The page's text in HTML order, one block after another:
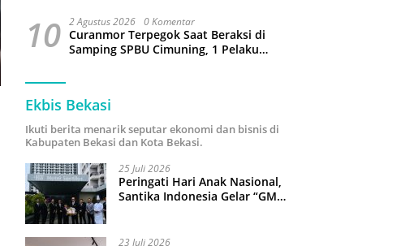
10 2 Agustus 2026 0 Komentar
Curanmor Terpegok Saat Beraksi di
Samping SPBU Cimuning, 1 Pelaku
Ekbis Bekasi
Ikuti berita menarik seputar ekonomi dan bisnis di
Kabupaten Bekasi dan Kota Bekasi.
25 Juli 2026
Peringati Hari Anak Nasional,
Santika Indonesia Gelar “GM
23 Juli 2026